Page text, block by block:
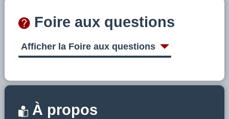
Foire aux questions
Afficher la Foire aux questions
À propos